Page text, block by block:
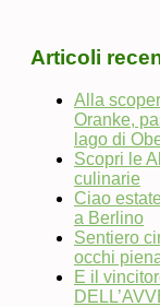
Articoli
Alla
Oranke,
lago di
Scopri le
culinarie
Ciao
a Berlino
Sentiero
occhi
E il